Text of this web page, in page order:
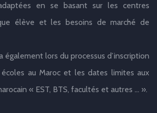
en se basant sur les centres
élève et les besoins de marché de
également lors du processus d’inscription
au Maroc et les dates limites aux
« EST, BTS, facultés et autres … ».